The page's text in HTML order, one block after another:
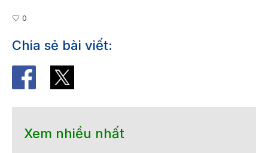
0
Chia sẻ bài viết:
Xem nhiều nhất